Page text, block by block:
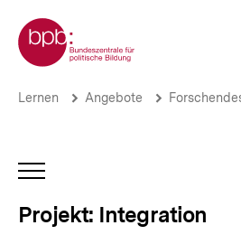
zum
Seiteninhalt
springen
Zur Startseite der bpb
Diskriminierung
wehren
Jugendliche
Brotkrümelnavigation
Lernen Angebote
INHALTSNAVIGATION
Projekt: Integration